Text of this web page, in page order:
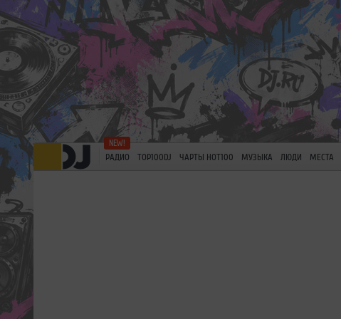
РАДИО TOP100DJ ЧАРТЫ HOT100 МУЗЫКА ЛЮДИ МЕСТА